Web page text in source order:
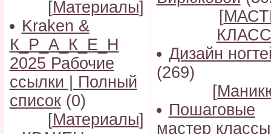
[Материалы]
Kraken &
К_Р_А_К_Е_Н
2025 Рабочие
ссылки | Полный
список (0)
[Материалы]
[
Дизайн
(269)
[
Пошаговые
мастер классы